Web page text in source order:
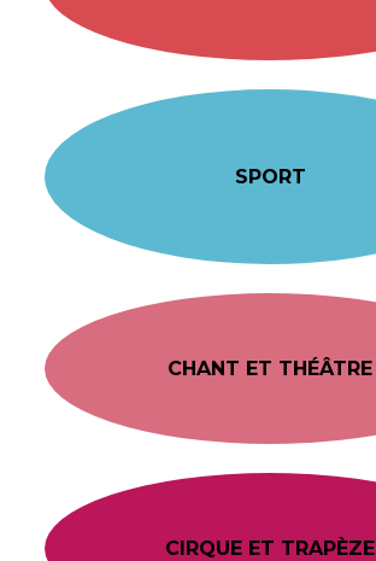
SPORT
CHANT ET THÉÂTRE
CIRQUE ET TRAPÈZE